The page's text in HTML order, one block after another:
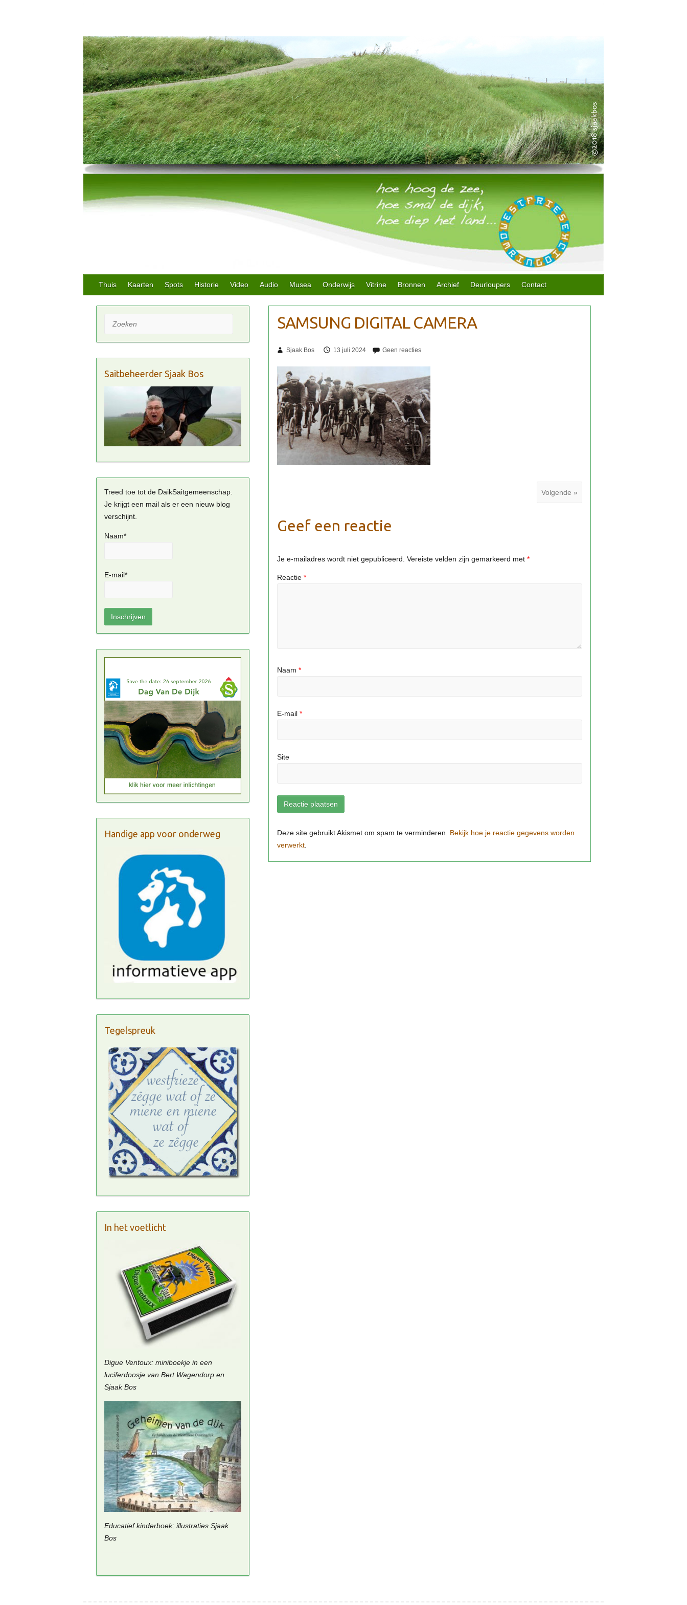
Thuis Kaarten Spots Historie Video Audio Musea Onderwijs Vitrine Bronnen Archief Deurloupers Contact
Sjaak Bos 13 juli 2024
Volgende »
Geef een reactie
Je e-mailadres wordt niet gepubliceerd. Vereiste velden zijn gemarkeerd met *
Reactie *
Naam *
E-mail *
Site
Bekijk hoe je reactie gegevens worden
verwerkt
Zoeken
Saitbeheerder Sjaak Bos
Treed toe tot de DaikSaitgemeenschap.
Je krijgt een mail als er een nieuw blog
verschijnt.
Naam*
E-mail*
Handige app voor onderweg
Tegelspreuk
In het voetlicht
Digue Ventoux: miniboekje in een
luciferdoosje van Bert Wagendorp en
Sjaak Bos
Educatief kinderboek; illustraties Sjaak
Bos